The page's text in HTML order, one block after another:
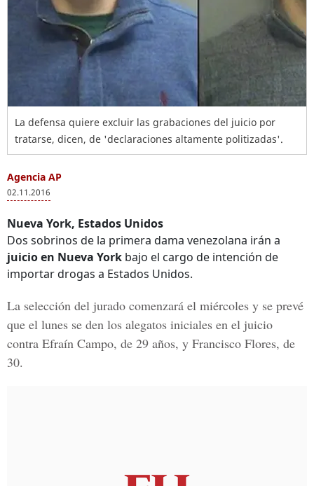
La defensa quiere excluir las grabaciones del juicio por
tratarse, dicen, de 'declaraciones altamente politizadas'.
Agencia AP
02.11.2016
Nueva York, Estados Unidos
Dos sobrinos de la primera dama venezolana irán a
juicio en Nueva York bajo el cargo de intención de
importar drogas a Estados Unidos.
La selección del jurado comenzará el miércoles y se prevé
que el lunes se den los alegatos iniciales en el juicio
contra Efraín Campo, de 29 años, y Francisco Flores, de
30.